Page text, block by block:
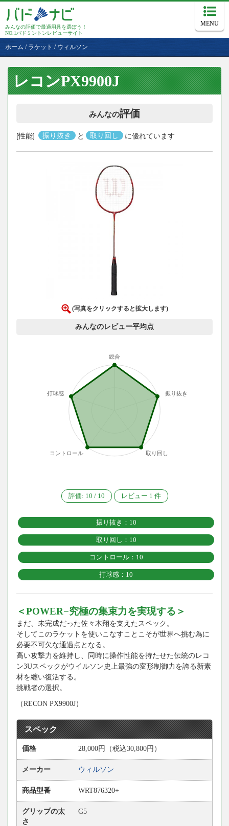
みんなの評価で最適用具を選ぼう！
NO.1バドミントンレビューサイト
MENU
ホーム / ラケット / ウィルソン
レコンPX9900J
みんなの評価
[性能] 振り抜き と 取り回し に優れています
(写真をクリックすると拡大します)
みんなのレビュー平均点
総合
振り抜き
取り回し
コントロール
打球感
評価: 10 / 10 レビュー 1 件
振り抜き：10
取り回し：10
コントロール：10
打球感：10
＜POWER−究極の集束力を実現する＞
まだ、未完成だった佐々木翔を支えたスペック。
そしてこのラケットを使いこなすことこそが世界へ挑む為に
必要不可欠な通過点となる。
高い攻撃力を維持し、同時に操作性能を持たせた伝統のレコ
ン3Uスペックがウイルソン史上最強の変形制御力を誇る新素
材を纏い復活する。
挑戦者の選択。
（RECON PX9900J）
スペック
価格 28,000円（税込30,800円）
メーカー ウィルソン
商品型番 WRT876320+
グリップの太
さ
G5